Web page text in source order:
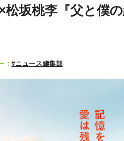
松坂桃李『父と僕
：#ニュース編集部